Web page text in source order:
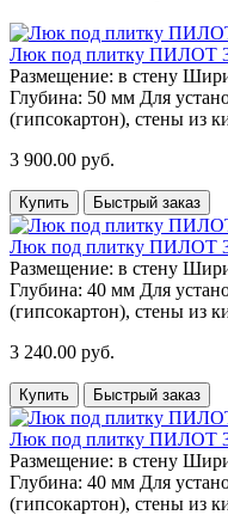
Люк под плитку ПИЛОТ
Размещение: в стену
Глубина: 50 мм Для
(гипсокартон), стены из
3 900.00 руб.
Купить Быстрый заказ
Люк под плитку ПИЛОТ
Размещение: в стену
Глубина: 40 мм Для
(гипсокартон), стены из
3 240.00 руб.
Купить Быстрый заказ
Люк под плитку ПИЛОТ
Размещение: в стену
Глубина: 40 мм Для
(гипсокартон), стены из